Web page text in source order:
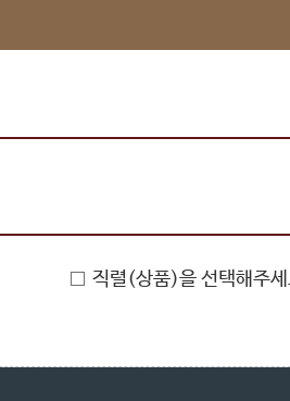
직렬(상품)을 선택해주